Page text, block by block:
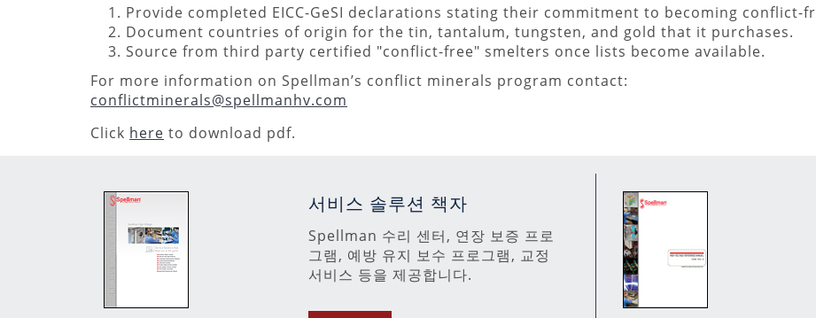
Provide completed EICC-GeSI declarations stating their commitment to becoming conflict-
Document countries of origin for the tin, tantalum, tungsten, and gold that it purchases.
Source from third party certified "conflict-free" smelters once lists become available.
For more information on Spellman’s conflict minerals program contact:
conflictminerals@spellmanhv.com
Click here to download pdf.
서비스 솔루션 책자
Spellman 수리 센터, 연장 보증 프로
그램, 예방 유지 보수 프로그램, 교정
서비스 등을 제공합니다.